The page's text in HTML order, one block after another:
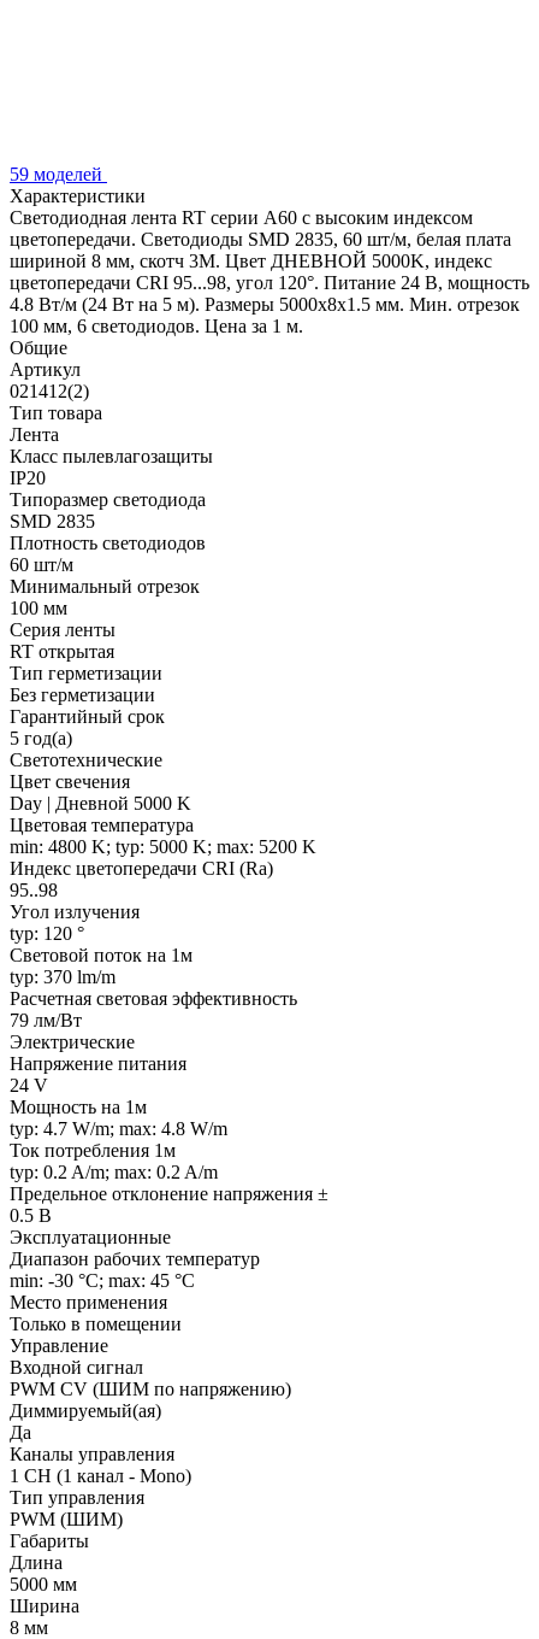
59 моделей
Характеристики
Светодиодная лента RT серии A60 с высоким индексом
цветопередачи. Светодиоды SMD 2835, 60 шт/м, белая плата
шириной 8 мм, скотч 3М. Цвет ДНЕВНОЙ 5000K, индекс
цветопередачи CRI 95...98, угол 120°. Питание 24 В, мощность
4.8 Вт/м (24 Вт на 5 м). Размеры 5000х8х1.5 мм. Мин. отрезок
100 мм, 6 светодиодов. Цена за 1 м.
Общие
Артикул
021412(2)
Тип товара
Лента
Класс пылевлагозащиты
IP20
Типоразмер светодиода
SMD 2835
Плотность светодиодов
60 шт/м
Минимальный отрезок
100 мм
Серия ленты
RT открытая
Тип герметизации
Без герметизации
Гарантийный срок
5 год(а)
Светотехнические
Цвет свечения
Day | Дневной 5000 K
Цветовая температура
min: 4800 K; typ: 5000 K; max: 5200 K
Индекс цветопередачи CRI (Ra)
95..98
Угол излучения
typ: 120 °
Световой поток на 1м
typ: 370 lm/m
Расчетная световая эффективность
79 лм/Вт
Электрические
Напряжение питания
24 V
Мощность на 1м
typ: 4.7 W/m; max: 4.8 W/m
Ток потребления 1м
typ: 0.2 A/m; max: 0.2 A/m
Предельное отклонение напряжения ±
0.5 В
Эксплуатационные
Диапазон рабочих температур
min: -30 °C; max: 45 °C
Место применения
Только в помещении
Управление
Входной сигнал
PWM СV (ШИМ по напряжению)
Диммируемый(ая)
Да
Каналы управления
1 CH (1 канал - Mono)
Тип управления
PWM (ШИМ)
Габариты
Длина
5000 мм
Ширина
8 мм